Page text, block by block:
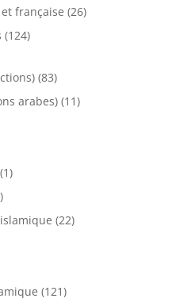
française (26)
(124)
(83)
arabes) (11)
(1)
(22)
(121)